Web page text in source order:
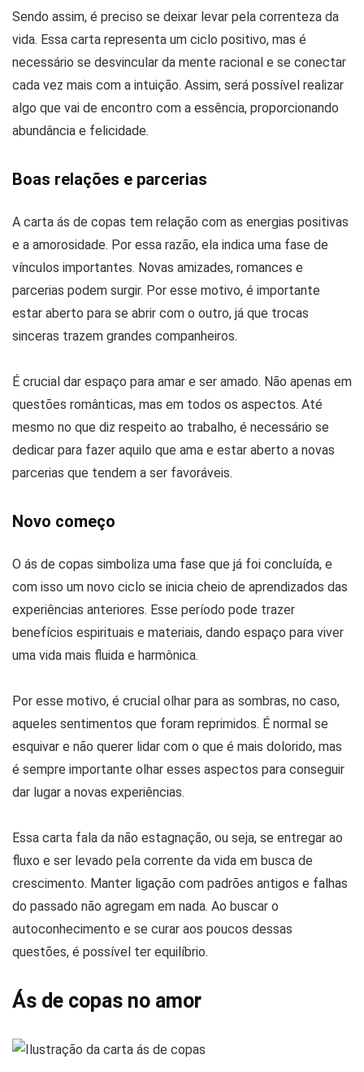
Sendo assim, é preciso se deixar levar pela correnteza da
vida. Essa carta representa um ciclo positivo, mas é
necessário se desvincular da mente racional e se conectar
cada vez mais com a intuição. Assim, será possível realizar
algo que vai de encontro com a essência, proporcionando
abundância e felicidade.
Boas relações e parcerias
A carta ás de copas tem relação com as energias positivas
e a amorosidade. Por essa razão, ela indica uma fase de
vínculos importantes. Novas amizades, romances e
parcerias podem surgir. Por esse motivo, é importante
estar aberto para se abrir com o outro, já que trocas
sinceras trazem grandes companheiros.
É crucial dar espaço para amar e ser amado. Não apenas em
questões românticas, mas em todos os aspectos. Até
mesmo no que diz respeito ao trabalho, é necessário se
dedicar para fazer aquilo que ama e estar aberto a novas
parcerias que tendem a ser favoráveis.
Novo começo
O ás de copas simboliza uma fase que já foi concluída, e
com isso um novo ciclo se inicia cheio de aprendizados das
experiências anteriores. Esse período pode trazer
benefícios espirituais e materiais, dando espaço para viver
uma vida mais fluida e harmônica.
Por esse motivo, é crucial olhar para as sombras, no caso,
aqueles sentimentos que foram reprimidos. É normal se
esquivar e não querer lidar com o que é mais dolorido, mas
é sempre importante olhar esses aspectos para conseguir
dar lugar a novas experiências.
Essa carta fala da não estagnação, ou seja, se entregar ao
fluxo e ser levado pela corrente da vida em busca de
crescimento. Manter ligação com padrões antigos e falhas
do passado não agregam em nada. Ao buscar o
autoconhecimento e se curar aos poucos dessas
questões, é possível ter equilíbrio.
Ás de copas no amor